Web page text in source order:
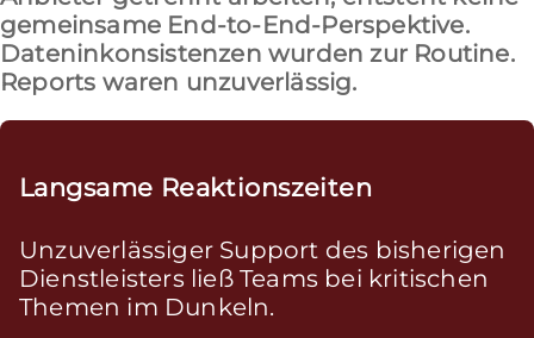
gemeinsame End-to-End-Perspektive.
Dateninkonsistenzen wurden zur Routine.
Reports waren unzuverlässig.
Langsame Reaktionszeiten
Unzuverlässiger Support des bisherigen
Dienstleisters ließ Teams bei kritischen
Themen im Dunkeln.